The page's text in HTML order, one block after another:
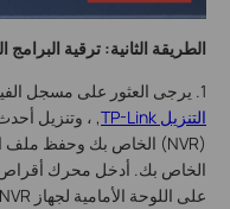
الطريقة الثانية: ترقية البرامج
1. يرجى العثور على مسجل الفيديو الرقمي (NVR) الخاص بك في
التنزيل TP-Link
, ، وتنزيل
على اللوحة الأمامية لجهاز NVR.